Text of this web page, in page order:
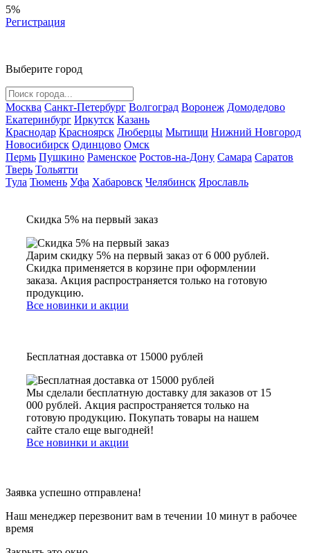
5%
Регистрация
Выберите город
Москва Санкт-Петербург Волгоград Воронеж Домодедово
Екатеринбург Иркутск Казань
Краснодар Красноярск Люберцы Мытищи Нижний Новгород
Новосибирск Одинцово Омск
Пермь Пушкино Раменское Ростов-на-Дону Самара Саратов
Тверь Тольятти
Тула Тюмень Уфа Хабаровск Челябинск Ярославль
Скидка 5% на первый заказ
Дарим скидку 5% на первый заказ от 6 000 рублей.
Скидка применяется в корзине при оформлении
заказа. Акция распространяется только на готовую
продукцию.
Все новинки и акции
Бесплатная доставка от 15000 рублей
Мы сделали бесплатную доставку для заказов от 15
000 рублей. Акция распространяется только на
готовую продукцию. Покупать товары на нашем
сайте стало еще выгодней!
Все новинки и акции
Заявка успешно отправлена!
Наш менеджер перезвонит вам в течении 10 минут в рабочее
время